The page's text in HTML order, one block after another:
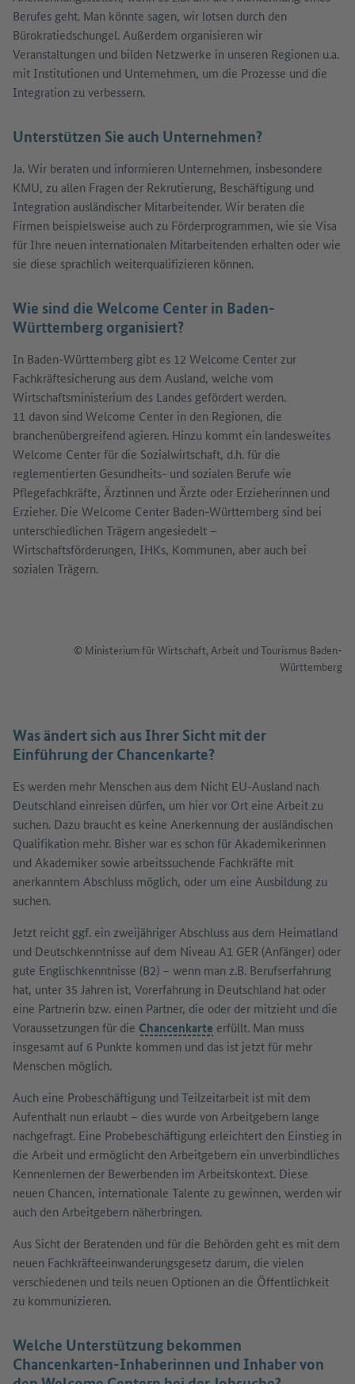
Berufes geht. Man könnte sagen, wir lotsen durch den
Bürokratiedschungel. Außerdem organisieren wir
Veranstaltungen und bilden Netzwerke in unseren Regionen u.a.
mit Institutionen und Unternehmen, um die Prozesse und die
Integration zu verbessern.
Unterstützen Sie auch Unternehmen?
Ja. Wir beraten und informieren Unternehmen, insbesondere
KMU, zu allen Fragen der Rekrutierung, Beschäftigung und
Integration ausländischer Mitarbeitender. Wir beraten die
Firmen beispielsweise auch zu Förderprogrammen, wie sie Visa
für Ihre neuen internationalen Mitarbeitenden erhalten oder wie
sie diese sprachlich weiterqualifizieren können.
Wie sind die Welcome Center in Baden-
Württemberg organisiert?
In Baden-Württemberg gibt es 12 Welcome Center zur
Fachkräftesicherung aus dem Ausland, welche vom
Wirtschaftsministerium des Landes gefördert werden.
11 davon sind Welcome Center in den Regionen, die
branchenübergreifend agieren. Hinzu kommt ein landesweites
Welcome Center für die Sozialwirtschaft, d.h. für die
reglementierten Gesundheits- und sozialen Berufe wie
Pflegefachkräfte, Ärztinnen und Ärzte oder Erzieherinnen und
Erzieher. Die Welcome Center Baden-Württemberg sind bei
unterschiedlichen Trägern angesiedelt –
Wirtschaftsförderungen, IHKs, Kommunen, aber auch bei
sozialen Trägern.
© Ministerium für Wirtschaft, Arbeit und Tourismus Baden-
Württemberg
Was ändert sich aus Ihrer Sicht mit der
Einführung der Chancenkarte?
Es werden mehr Menschen aus dem Nicht EU-Ausland nach
Deutschland einreisen dürfen, um hier vor Ort eine Arbeit zu
suchen. Dazu braucht es keine Anerkennung der ausländischen
Qualifikation mehr. Bisher war es schon für Akademikerinnen
und Akademiker sowie arbeitssuchende Fachkräfte mit
anerkanntem Abschluss möglich, oder um eine Ausbildung zu
suchen.
Jetzt reicht ggf. ein zweijähriger Abschluss aus dem Heimatland
und Deutschkenntnisse auf dem Niveau A1 GER (Anfänger) oder
gute Englischkenntnisse (B2) – wenn man z.B. Berufserfahrung
hat, unter 35 Jahren ist, Vorerfahrung in Deutschland hat oder
eine Partnerin bzw. einen Partner, die oder der mitzieht und die
Voraussetzungen für die Chancenkarte erfüllt. Man muss
insgesamt auf 6 Punkte kommen und das ist jetzt für mehr
Menschen möglich.
Auch eine Probeschäftigung und Teilzeitarbeit ist mit dem
Aufenthalt nun erlaubt – dies wurde von Arbeitgebern lange
nachgefragt. Eine Probebeschäftigung erleichtert den Einstieg in
die Arbeit und ermöglicht den Arbeitgebern ein unverbindliches
Kennenlernen der Bewerbenden im Arbeitskontext. Diese
neuen Chancen, internationale Talente zu gewinnen, werden wir
auch den Arbeitgebern näherbringen.
Aus Sicht der Beratenden und für die Behörden geht es mit dem
neuen Fachkräfteeinwanderungsgesetz darum, die vielen
verschiedenen und teils neuen Optionen an die Öffentlichkeit
zu kommunizieren.
Welche Unterstützung bekommen
Chancenkarten-Inhaberinnen und Inhaber von